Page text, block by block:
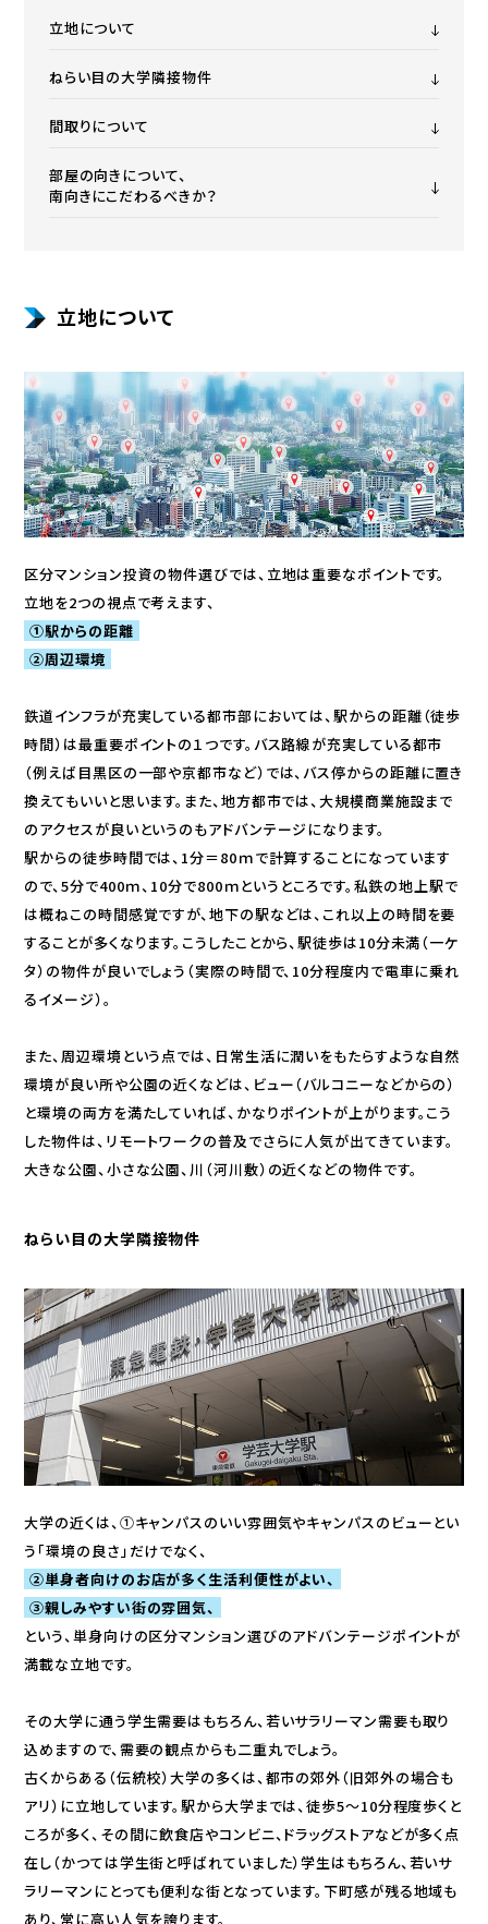
立地について
ねらい目の大学隣接物件
間取りについて
部屋の向きについて、
南向きにこだわるべきか？
立地について
区分マンション投資の物件選びでは、立地は重要なポイントです。
立地を2つの視点で考えます、
①駅からの距離
②周辺環境
鉄道インフラが充実している都市部においては、駅からの距離（徒歩
時間）は最重要ポイントの１つです。バス路線が充実している都市
（例えば目黒区の一部や京都市など）では、バス停からの距離に置き
換えてもいいと思います。また、地方都市では、大規模商業施設まで
のアクセスが良いというのもアドバンテージになります。
駅からの徒歩時間では、1分＝80ｍで計算することになっています
ので、5分で400ｍ、10分で800ｍというところです。私鉄の地上駅で
は概ねこの時間感覚ですが、地下の駅などは、これ以上の時間を要
することが多くなります。こうしたことから、駅徒歩は10分未満（一ケ
タ）の物件が良いでしょう（実際の時間で、10分程度内で電車に乗れ
るイメージ）。
また、周辺環境という点では、日常生活に潤いをもたらすような自然
環境が良い所や公園の近くなどは、ビュー（バルコニーなどからの）
と環境の両方を満たしていれば、かなりポイントが上がります。こう
した物件は、リモートワークの普及でさらに人気が出てきています。
大きな公園、小さな公園、川（河川敷）の近くなどの物件です。
ねらい目の大学隣接物件
大学の近くは、①キャンパスのいい雰囲気やキャンパスのビューとい
う「環境の良さ」だけでなく、
②単身者向けのお店が多く生活利便性がよい、
③親しみやすい街の雰囲気、
という、単身向けの区分マンション選びのアドバンテージポイントが
満載な立地です。
その大学に通う学生需要はもちろん、若いサラリーマン需要も取り
込めますので、需要の観点からも二重丸でしょう。
古くからある（伝統校）大学の多くは、都市の郊外（旧郊外の場合も
アリ）に立地しています。駅から大学までは、徒歩5～10分程度歩くと
ころが多く、その間に飲食店やコンビニ、ドラッグストアなどが多く点
在し（かつては学生街と呼ばれていました）学生はもちろん、若いサ
ラリーマンにとっても便利な街となっています。下町感が残る地域も
あり、常に高い人気を誇ります。